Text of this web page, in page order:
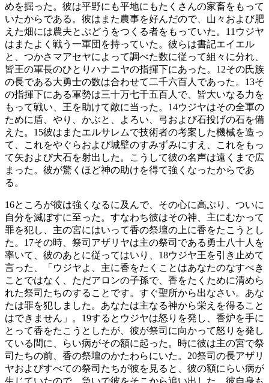
めを掘った。彼は平野にも平地にもたくさんの家畜をもって
いたからである。彼はまた農事を好んだので、山々および肥
えた畑には農夫とぶどうをつくる者をもっていた。 11 ウジヤ
はまたよく戦う一軍団を持っていた。彼らは書記エイエル
と、つかさマアセヤによって調べた数に従って組々に分れ、
皆王の軍長のひとりハナニヤの指揮下にあった。 12その氏族
の長である大勇士の数は合わせて二千六百人であった。 13そ
の指揮下にある軍勢は三十万七千五百人で、皆大いなる力を
もって戦い、王を助けて敵に当った。 14ウジヤはその全軍の
ために盾、やり、かぶと、よろい、弓および石投げの石を備
えた。 15彼はまたエルサレムで技術者の考案した機械を造っ
て、これをやぐらおよび城壁のすみずみにすえ、これをもっ
て矢および大石を射出した。こうして彼の名声は遠くまで広
まった。彼が驚くほど神の助けを得て強くなったからであ
る。
16ところが彼は強くなるに及んで、その心に高ぶり、ついに
自分を滅ぼすに至った。すなわち彼はその神、主にむかって
罪を犯し、主の宮にはいって香の祭壇の上に香をたこうとし
た。 17その時、祭司アザリヤは主の祭司である勇士八十人を
率いて、彼のあとに従ってはいり、 18ウジヤ王を引き止めて
言った、「ウジヤよ、主に香をたくことはあなたのなすべき
ことではなく、ただアロンの子孫で、香をたくために清めら
れた祭司たちのすることです。すぐ聖所から出なさい。あな
たは罪を犯しました。あなたは主なる神から栄えを得ること
はできません」。 19するとウジヤは怒りを発し、香炉を手に
とって香をたこうとしたが、彼が祭司に向かって怒りを発し
ている間に、らい病がその額に起った。時に彼は主の宮で祭
司たちの前、香の祭壇のかたわらにいた。 20祭司の長アザリ
ヤおよびすべての祭司たちが彼を見ると、彼の額にらい病が
生じていたので、急いで彼をそこから追い出した。彼自身も